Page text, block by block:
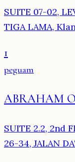
SUITE 07-02,
TIGA LAMA,
1
peguam
ABRAHAM
SUITE 2.2, 2nd
26-34, JALAN